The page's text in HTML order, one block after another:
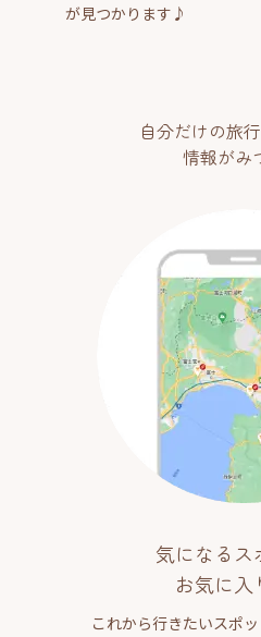
が見つかります♪
自分だけの旅
情報がみ
気になるス
お気に入
これから行きたいスポ